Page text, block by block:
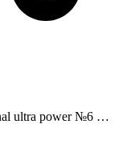
ultra power №6 …